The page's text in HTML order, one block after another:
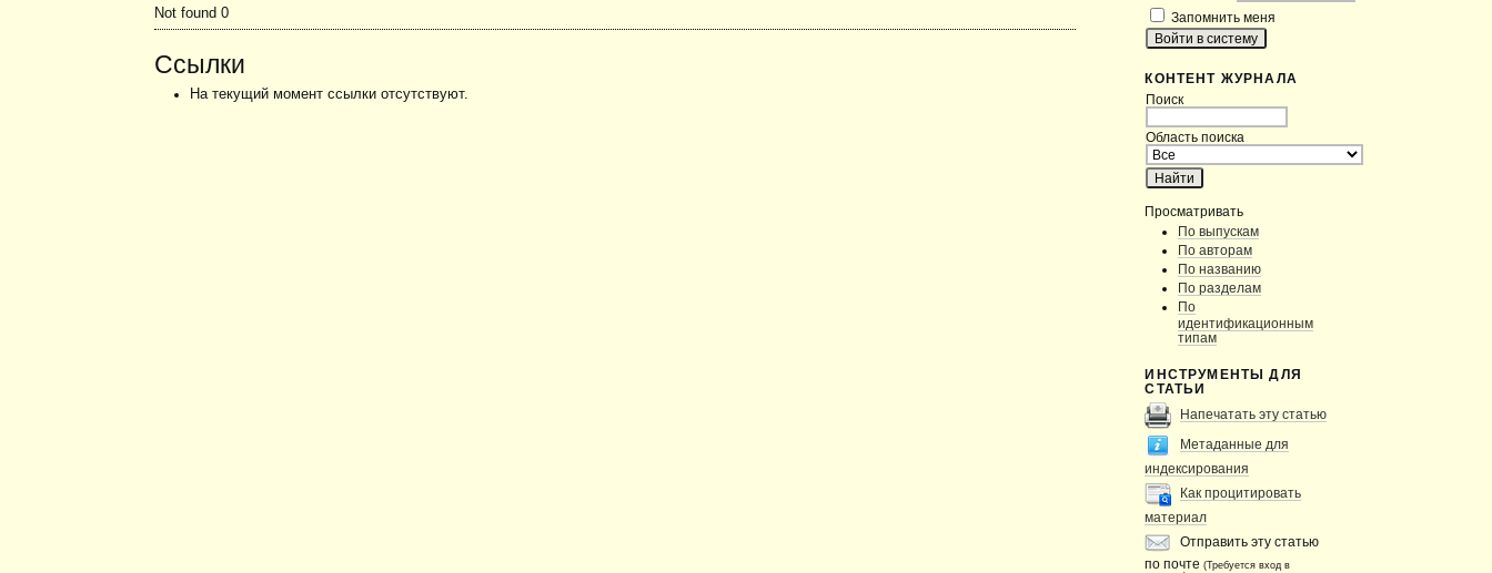
Запомнить меня
КОНТЕНТ ЖУРНАЛА
Поиск
Область поиска
Просматривать
По выпускам
По авторам
По названию
По разделам
По
идентификационным
типам
ИНСТРУМЕНТЫ ДЛЯ
СТАТЬИ
Напечатать эту статью
Метаданные для
индексирования
Как процитировать
материал
Отправить эту статью
по почте(Требуется вход в
Not found 0
Ссылки
На текущий момент ссылки отсутствуют.